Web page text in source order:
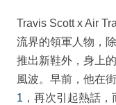
Travis Scott x Air
流界的領軍人物，
推出新鞋外，身上
風波。早前，他在
1 ，再次引起熱話